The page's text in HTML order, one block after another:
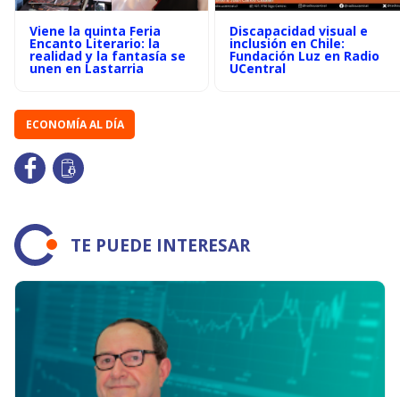
Viene la quinta Feria
Encanto Literario: la
realidad y la fantasía se
unen en Lastarria
Discapacidad visual e
inclusión en Chile:
Fundación Luz en Radio
UCentral
ECONOMÍA AL DÍA
TE PUEDE INTERESAR